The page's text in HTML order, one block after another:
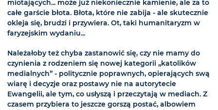
miotających... może już niekoniecznie kamienie, ale za to
całe garście błota. Błota, które nie zabija - ale skutecznie
okleja się, brudzi i przywiera. Ot, taki humanitaryzm w
faryzejskim wydaniu...
Należałoby też chyba zastanowić się, czy nie mamy do
czynienia z rodzeniem się nowej kategorii „katolików
medialnych” - politycznie poprawnych, opierających swą
wiarę i decyzje oraz postawy nie na autorytecie
Ewangelii, ale tym, co usłyszą i przeczytają w mediach. Z
czasem przybiera to jeszcze gorszą postać, albowiem